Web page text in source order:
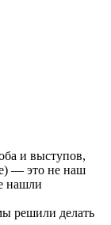
и выступов,
— это не наш
нашли
решили делать